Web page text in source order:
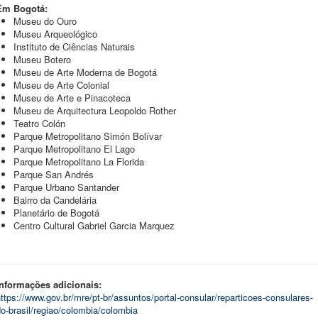
Bogotá:
­Museu do Ouro
Museu Arqueológico
Instituto de Ciências Naturais
­Museu Botero
­Museu de Arte Moderna de Bogotá
­Museu de Arte Colonial
­Museu de Arte e Pinacoteca
­Museu de Arquitectura Leopoldo Rother
­Teatro Colón
­Parque Metropolitano Simón Bolívar
­Parque Metropolitano El Lago
­Parque Metropolitano La Florida
­Parque San Andrés
­Parque Urbano Santander
­Bairro da Candelária
­Planetário de Bogotá
­Centro Cultural Gabriel Garcia Marquez
adicionais:
www.gov.br/mre/pt-br/assuntos/portal-consular/reparticoes-consulares-
brasil/regiao/colombia/colombia